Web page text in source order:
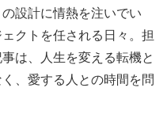
設計に情熱を注いでい
クトを任される日々。担
は、人生を変える転機と
、愛する人との時間を問